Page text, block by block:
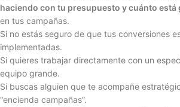
haciendo con tu presupuesto y cuánto está
en tus campañas.
Si no estás seguro de que tus conversiones
implementadas.
Si quieres trabajar directamente con un
equipo grande.
Si buscas alguien que te acompañe
“encienda campañas”.